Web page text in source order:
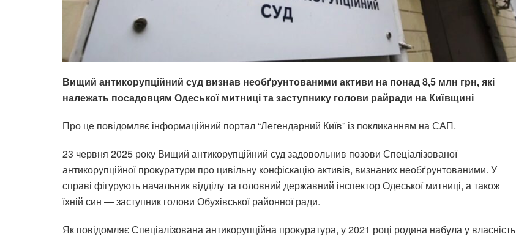
Вищий антикорупційний суд визнав необґрунтованими активи на понад 8,5 млн грн, які
належать посадовцям Одеської митниці та заступнику голови райради на Київщині
Про це повідомляє інформаційний портал “Легендарний Київ” із покликанням на САП.
23 червня 2025 року Вищий антикорупційний суд задовольнив позови Спеціалізованої
антикорупційної прокуратури про цивільну конфіскацію активів, визнаних необґрунтованими. У
справі фігурують начальник відділу та головний державний інспектор Одеської митниці, а також
їхній син — заступник голови Обухівської районної ради.
Як повідомляє Спеціалізована антикорупційна прокуратура, у 2021 році родина набула у власність